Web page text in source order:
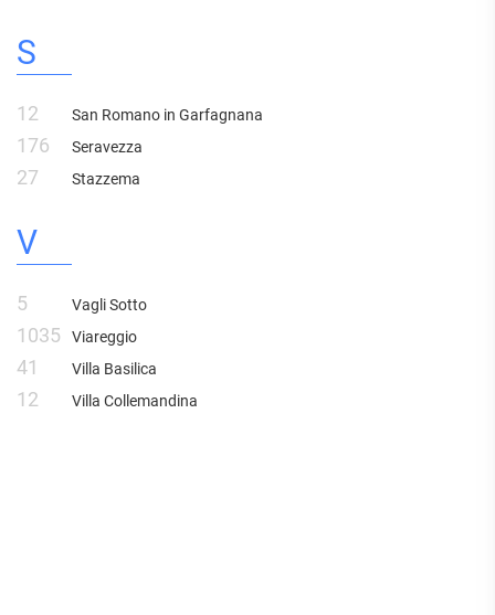
S
12 San Romano in Garfagnana
176 Seravezza
27 Stazzema
V
5 Vagli Sotto
1035 Viareggio
41 Villa Basilica
12 Villa Collemandina